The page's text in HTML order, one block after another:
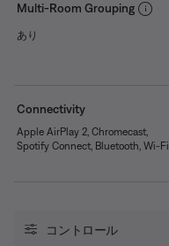
Multi-Room Grouping
あり
Connectivity
Apple AirPlay 2, Chromecast,
Spotify Connect, Bluetooth, Wi-Fi
コントロール